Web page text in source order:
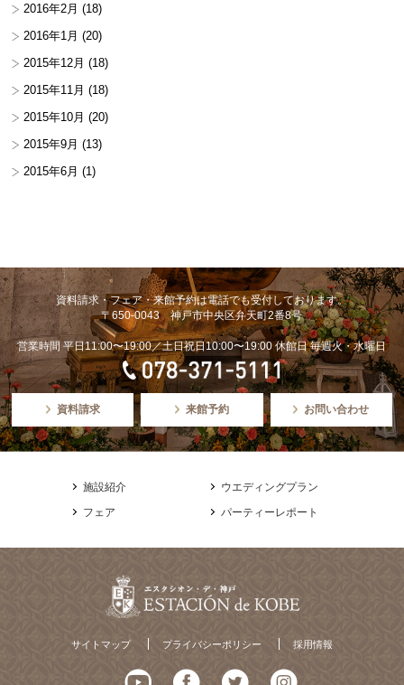
2016年2月 (18)
2016年1月 (20)
2015年12月 (18)
2015年11月 (18)
2015年10月 (20)
2015年9月 (13)
2015年6月 (1)
資料請求・フェア・来館予約は電話でも受付しております。
〒650-0043 神戸市中央区弁天町2番8号
営業時間 平日11:00〜19:00／土日祝日10:00〜19:00 休館日 毎週火・水曜日
資料請求 来館予約 お問い合わせ
施設紹介
ウエディングプラン
フェア
パーティーレポート
サイトマップ プライバシーポリシー 採用情報